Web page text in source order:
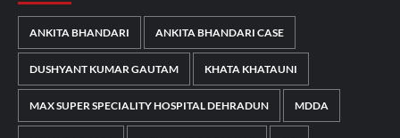
ANKITA BHANDARI ANKITA BHANDARI CASE
DUSHYANT KUMAR GAUTAM KHATA KHATAUNI
MAX SUPER SPECIALITY HOSPITAL DEHRADUN MDDA